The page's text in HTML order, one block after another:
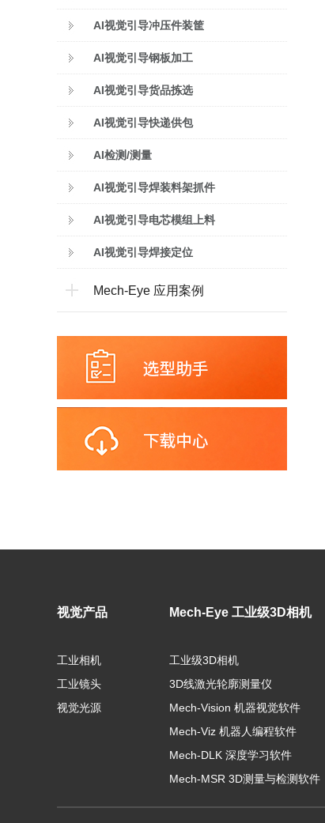
AI视觉引导冲压件装筐
AI视觉引导钢板加工
AI视觉引导货品拣选
AI视觉引导快递供包
AI检测/测量
AI视觉引导焊装料架抓件
AI视觉引导电芯模组上料
AI视觉引导焊接定位
Mech-Eye 应用案例
视觉产品
工业相机
工业镜头
视觉光源
Mech-Eye 工业级3D相机
工业级3D相机
3D线激光轮廓测量仪
Mech-Vision 机器视觉软件
Mech-Viz 机器人编程软件
Mech-DLK 深度学习软件
Mech-MSR 3D测量与检测软件